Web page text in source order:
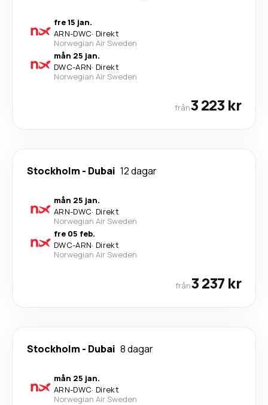
fre 15 jan.
ARN-DWC· Direkt
Norwegian Air Sweden
mån 25 jan.
DWC-ARN· Direkt
Norwegian Air Sweden
från3 223 kr
Stockholm - Dubai 12 dagar
mån 25 jan.
ARN-DWC· Direkt
Norwegian Air Sweden
fre 05 feb.
DWC-ARN· Direkt
Norwegian Air Sweden
från3 237 kr
Stockholm - Dubai 8 dagar
mån 25 jan.
ARN-DWC· Direkt
Norwegian Air Sweden